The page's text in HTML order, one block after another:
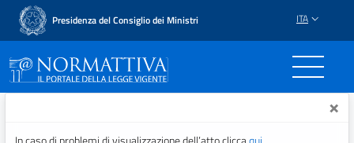
Presidenza del Consiglio dei Ministri ITA
Normattiva - Il portale ×